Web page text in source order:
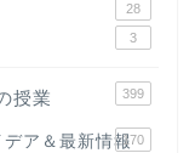
28
3
授業 399
ア＆最新情報170